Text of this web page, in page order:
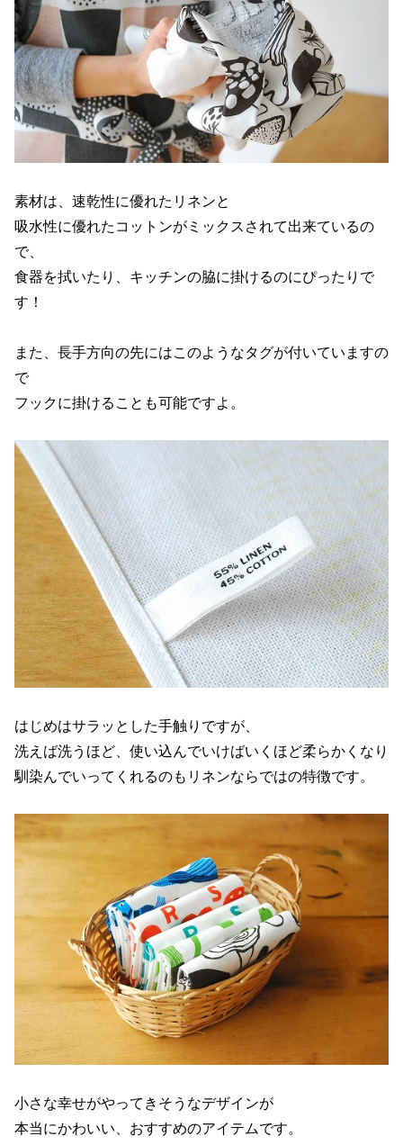
素材は、速乾性に優れたリネンと
吸水性に優れたコットンがミックスされて出来ているの
で、
食器を拭いたり、キッチンの脇に掛けるのにぴったりで
す！
また、長手方向の先にはこのようなタグが付いていますの
で
フックに掛けることも可能ですよ。
はじめはサラッとした手触りですが、
洗えば洗うほど、使い込んでいけばいくほど柔らかくなり
馴染んでいってくれるのもリネンならではの特徴です。
小さな幸せがやってきそうなデザインが
本当にかわいい、おすすめのアイテムです。